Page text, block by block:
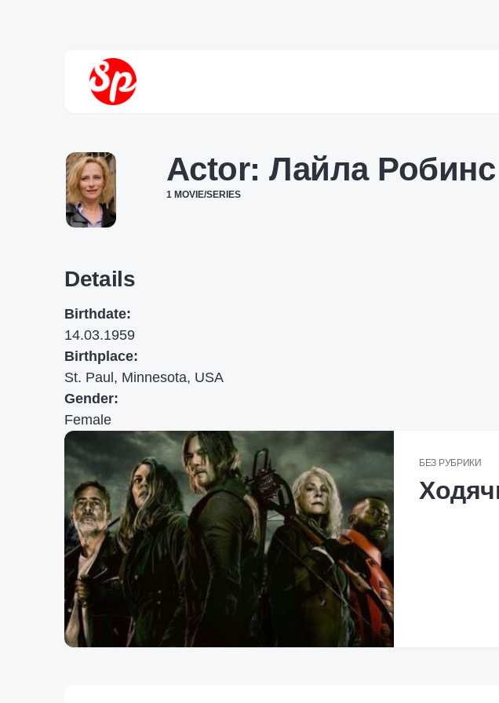
Actor:Лайла Робинс
1 MOVIE/SERIES
Details
Birthdate:
14.03.1959
Birthplace:
St. Paul, Minnesota, USA
Gender:
Female
БЕЗ РУБРИКИ